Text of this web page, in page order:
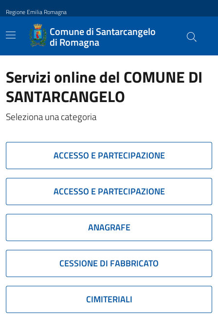
Regione Emilia Romagna
Comune di Santarcangelo
di Romagna
Servizi online del COMUNE DI
SANTARCANGELO
Seleziona una categoria
ACCESSO E PARTECIPAZIONE
ACCESSO E PARTECIPAZIONE
ANAGRAFE
CESSIONE DI FABBRICATO
CIMITERIALI